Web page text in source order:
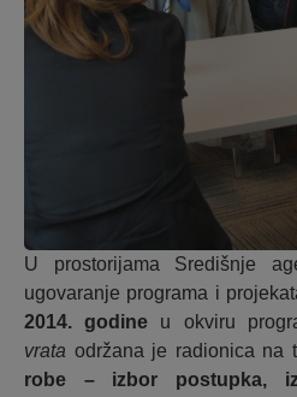
U prostorijama Središnje
ugovaranje programa i
2014. godine u okviru
vrata održana je radionica na
robe – izbor postupka,